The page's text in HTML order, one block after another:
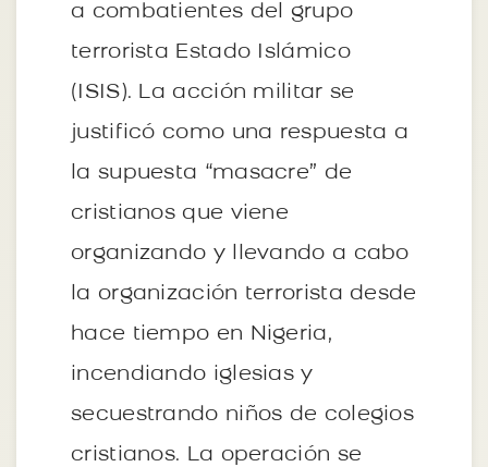
a combatientes del grupo
terrorista Estado Islámico
(ISIS). La acción militar se
justificó como una respuesta a
la supuesta “masacre” de
cristianos que viene
organizando y llevando a cabo
la organización terrorista desde
hace tiempo en Nigeria,
incendiando iglesias y
secuestrando niños de colegios
cristianos. La operación se